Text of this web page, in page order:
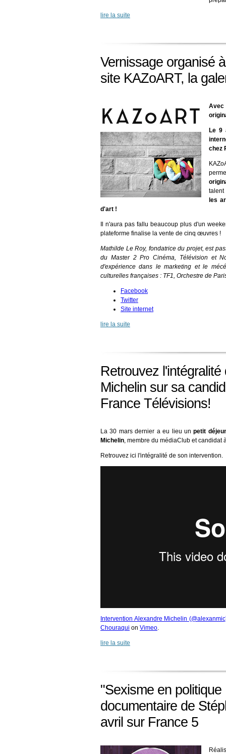
lire la suite
Vernissage organisé
site KAZoART, la
Le 9
chez
talent
les
d'art !
Il n'aura pas fallu beaucoup plus d'un
plateforme finalise la vente de cinq œuvres !
Mathilde Le Roy, fondatrice du projet, est
du Master 2 Pro Cinéma, Télévision et
d'expérience dans le marketing et le
culturelles françaises : TF1, Orchestre de
Facebook
Twitter
Site internet
lire la suite
Retrouvez
Michelin sur sa
France Télévisions!
La 30 mars dernier a eu lieu unpetit
Michelin, membre du médiaClub et candidat
Retrouvez ici l'intégralité de son intervention.
Intervention Alexandre Michelin
Chouraqui on Vimeo.
lire la suite
"Sexisme en
documentaire de
avril sur France 5